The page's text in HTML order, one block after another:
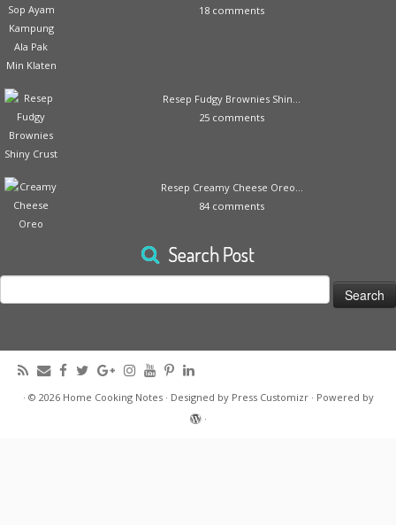
18 comments
Resep Fudgy Brownies Shin...
25 comments
Resep Creamy Cheese Oreo...
84 comments
Search Post
for:
· © 2026 Home Cooking Notes· Designed by Press Customizr· Powered by
·